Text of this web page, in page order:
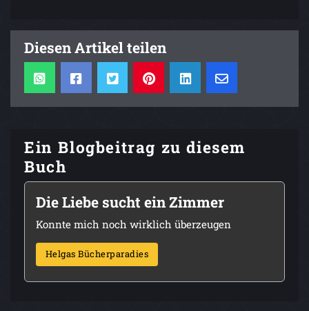
Diesen Artikel teilen
Ein Blogbeitrag zu diesem
Buch
Die Liebe sucht ein Zimmer
Konnte mich noch wirklich überzeugen
Helgas Bücherparadies